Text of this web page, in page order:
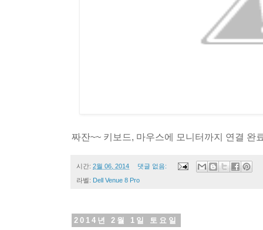
짜잔~~ 키보드, 마우스에 모니터까지 연결 완
시간: 2월 06, 2014 댓글 없음:
라벨: Dell Venue 8 Pro
2014년 2월 1일 토요일